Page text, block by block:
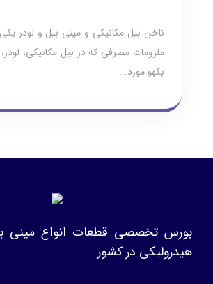
ناخن بیل مکانیکی و مینی بیل و لودر
ملزومات مصرفی که در بیل مکانیکی،
بکهو مورد...
بورس تخصصی قطعات انواع مینی
هیدرولیکی در کشور